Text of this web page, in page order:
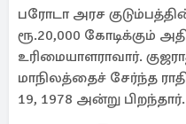
பரோடா அரச
ரூ.20,000 கோடிக்கும்
உரிமையாளராவார்.
மாநிலத்தைச் சேர்ந்த
19, 1978 அன்று பிறந்தார்.